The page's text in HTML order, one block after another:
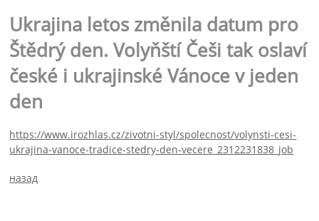
Ukrajina letos změnila datum pro
Štědrý den. Volyňští Češi tak oslaví
české i ukrajinské Vánoce v jeden
den
https://www.irozhlas.cz/zivotni-styl/spolecnost/volynsti-cesi-
ukrajina-vanoce-tradice-stedry-den-vecere_2312231838_job
назад